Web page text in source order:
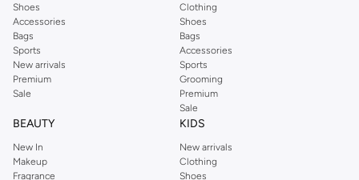
Enjoy a seamless shopping experience with fast delivery across Doha, and
other cities and convenient payment options. Find your perfect Karl Lagerfeld
piece today and embrace unparalleled style.
Shoes
Accessories
Bags
Sports
New arrivals
Premium
Sale
Clothing
Shoes
Bags
Accessories
Sports
Grooming
Premium
Sale
BEAUTY
New In
Makeup
Fragrance
KIDS
New arrivals
Clothing
Shoes